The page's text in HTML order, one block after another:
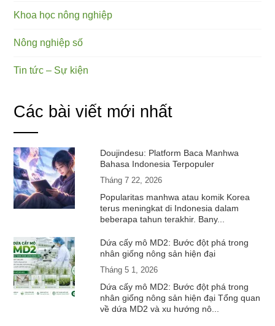
Khoa học nông nghiệp
Nông nghiệp số
Tin tức – Sự kiện
Các bài viết mới nhất
Doujindesu: Platform Baca Manhwa
Bahasa Indonesia Terpopuler
Tháng 7 22, 2026
Popularitas manhwa atau komik Korea
terus meningkat di Indonesia dalam
beberapa tahun terakhir. Bany...
Dứa cấy mô MD2: Bước đột phá trong
nhân giống nông sản hiện đại
Tháng 5 1, 2026
Dứa cấy mô MD2: Bước đột phá trong
nhân giống nông sản hiện đại Tổng quan
về dứa MD2 và xu hướng nô...